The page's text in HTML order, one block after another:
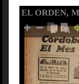
EL ORDEN,